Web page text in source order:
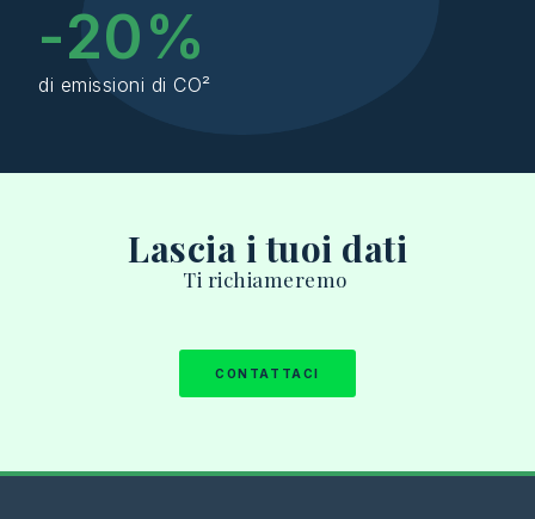
di emissioni di CO²
-20%
Lascia i tuoi dati
Ti richiameremo
CONTATTACI